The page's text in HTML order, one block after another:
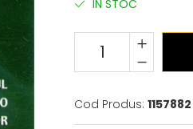
IN STOC
Cod Produs: 1157882